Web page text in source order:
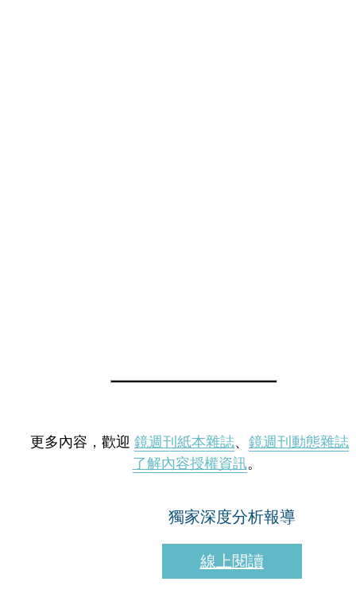
更多內容，歡迎 鏡週刊紙本雜誌、 鏡週刊動態雜誌
了解內容授權資訊。
獨家深度分析報導
線上閱讀